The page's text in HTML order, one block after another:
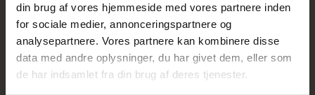
din brug af vores hjemmeside med vores partnere inden
for sociale medier, annonceringspartnere og
analysepartnere. Vores partnere kan kombinere disse
data med andre oplysninger, du har givet dem, eller som
de har indsamlet fra din brug af deres tjenester.
ANDRE KØBTE OGSÅ